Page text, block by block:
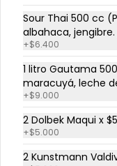
Eventos
Cena
Una noche.
Una cultura.
Una experiencia
Presenta la primera
nuestras Cenas
experiencia
plato busca
$50.000
Sour Thai 500 cc
albahaca,
+$6.400
1 litro Gautama
maracuyá, leche
+$9.000
2 Dolbek Maqui x
+$5.000
2 Kunstmann